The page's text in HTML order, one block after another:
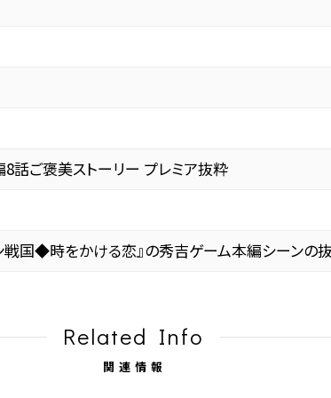
ご褒美ストーリー プレミア抜粋
戦国◆時をかける恋』の秀吉ゲーム本編シーンの
Related Info
関連情報